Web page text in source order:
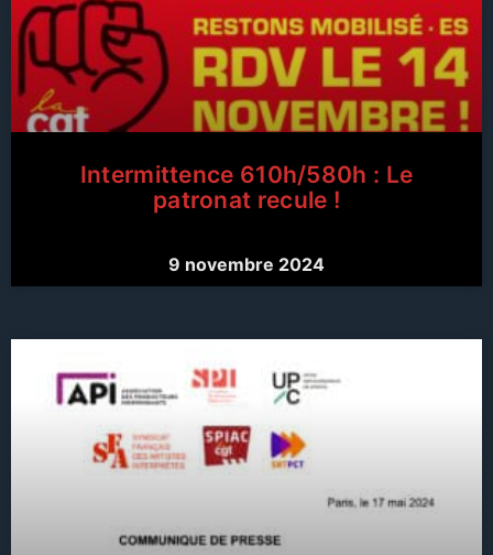
Intermittence 610h/580h : Le
patronat recule !
9 novembre 2024